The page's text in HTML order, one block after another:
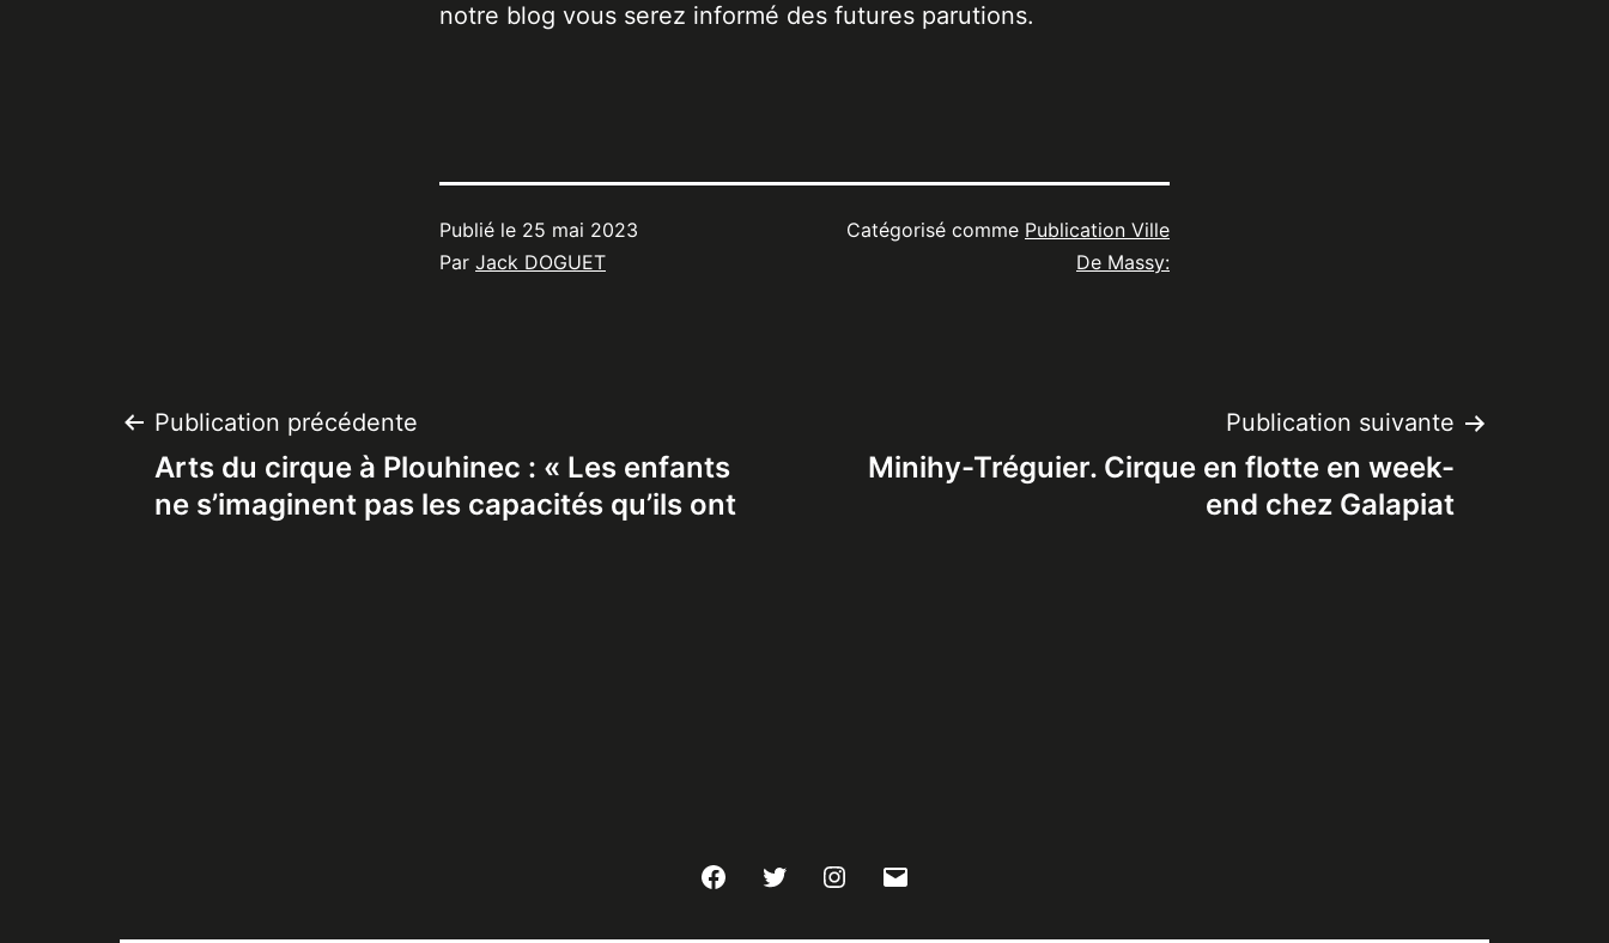
notre blog vous serez informé des futures parutions.
Publié le 25 mai 2023
Par Jack DOGUET
Catégorisé comme Publication Ville
De Massy:
Navigation
de
Publication précédente
Arts du cirque à Plouhinec : « Les enfants
ne s’imaginent pas les capacités qu’ils ont
Publication suivante
Minihy-Tréguier. Cirque en flotte en week-
end chez Galapiat
FacebookTwitter Instagram